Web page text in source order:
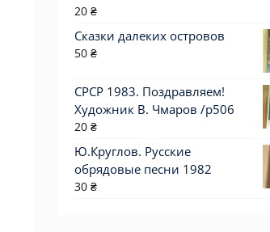
20 ₴
Сказки далеких островов
50 ₴
СРСР 1983. Поздравляем!
Художник В. Чмаров /р506
20 ₴
Ю.Круглов. Русские
обрядовые песни 1982
30 ₴